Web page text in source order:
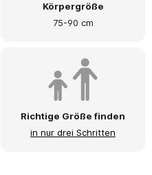
Körpergröße
75-90 cm
Richtige Größe finden
in nur drei Schritten